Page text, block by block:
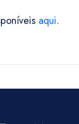
aqui.